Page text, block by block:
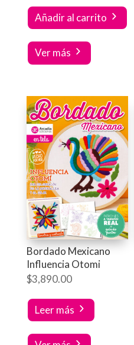
Añadir al carrito
Ver más
Bordado Mexicano
Influencia Otomi
$3,890.00
Leer más